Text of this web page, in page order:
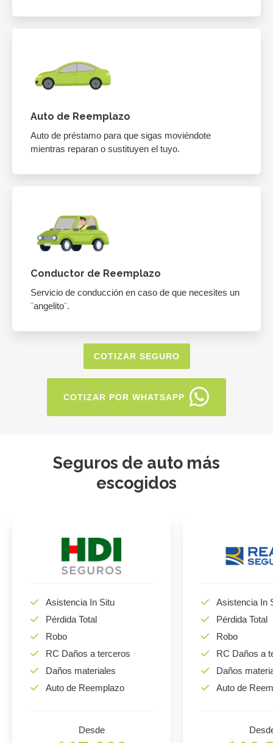
Auto de Reemplazo
Auto de préstamo para que sigas moviéndote
mientras reparan o sustituyen el tuyo.
Conductor de Reemplazo
Servicio de conducción en caso de que necesites un
¨angelito¨.
COTIZAR SEGURO
COTIZAR POR WHATSAPP
Seguros de auto más
escogidos
Asistencia In Situ
Pérdida Total
Robo
RC Daños a terceros
Daños materiales
Auto de Reemplazo
Desde
Asistencia In
Pérdida Total
Robo
RC Daños a
Daños
Auto de